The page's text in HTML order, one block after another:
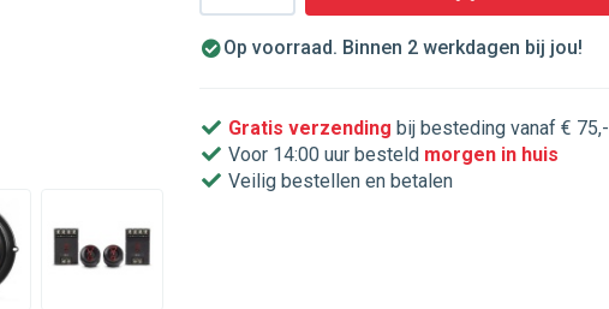
Op voorraad. Binnen 2 werkdagen bij jou!
Gratis verzending bij besteding vanaf € 75,-
Voor 14:00 uur besteld morgen in huis
Veilig bestellen en betalen